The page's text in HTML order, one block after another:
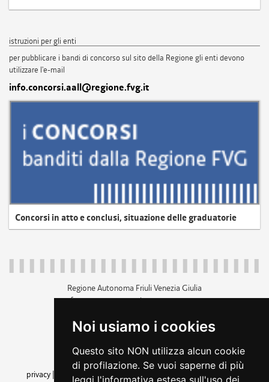
Noi usiamo i cookies
Questo sito NON utilizza alcun cookie
di profilazione. Se vuoi saperne di più
leggi l'informativa estesa sull'uso dei
istruzioni per gli enti
per pubblicare i bandi di concorso sul sito della Regione gli enti devono
utilizzare l'e-mail
info.concorsi.aall@regione.fvg.it
Concorsi in atto e conclusi, situazione delle graduatorie
Regione Autonoma Friuli Venezia Giulia
c.f. 80014930327; p.iva 00526040324
+39 040 3771111
amministrazione trasparente
privacy
cookie |note legali accessibilità
dichiarazione di